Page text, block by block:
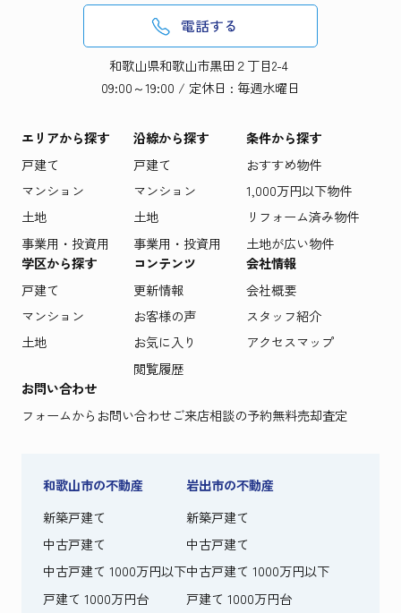
電話する
和歌山県和歌山市黒田２丁目2-4
09:00～19:00 / 定休日 : 毎週水曜日
エリアから探す
戸建て
マンション
土地
事業用・投資用
沿線から探す
戸建て
マンション
土地
事業用・投資用
条件から探す
おすすめ物件
1,000万円以下物件
リフォーム済み物件
土地が広い物件
学区から探す
戸建て
マンション
土地
コンテンツ
更新情報
お客様の声
お気に入り
閲覧履歴
会社情報
会社概要
スタッフ紹介
アクセスマップ
お問い合わせ
フォームからお問い合わせご来店相談の予約無料売却査定
和歌山市の不動産
新築戸建て
中古戸建て
中古戸建て 1000万円以下
戸建て 1000万円台
岩出市の不動産
新築戸建て
中古戸建て
中古戸建て 1000万円以下
戸建て 1000万円台